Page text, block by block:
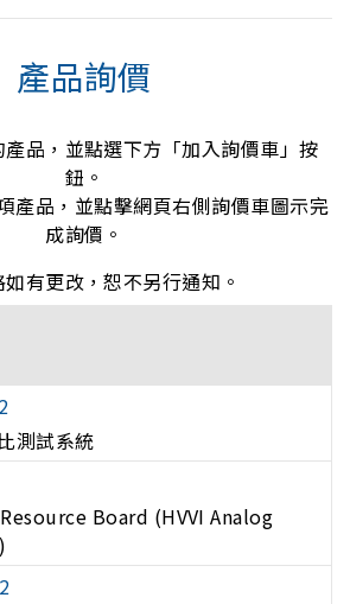
產品詢價
品，並點選下方「加入詢價車」按
鈕。
產品，並點擊網頁右側詢價車圖示完
成詢價。
有更改，恕不另行通知。
測試系統
Board (HVVI Analog